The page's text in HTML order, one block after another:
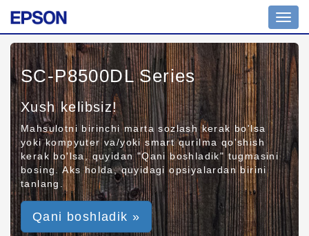
SC-P8500DL Series
Xush kelibsiz!
Mahsulotni birinchi marta sozlash kerak bo'lsa
yoki kompyuter va/yoki smart qurilma qo'shish
kerak bo'lsa, quyidan "Qani boshladik" tugmasini
bosing. Aks holda, quyidagi opsiyalardan birini
tanlang.
Qani boshladik »